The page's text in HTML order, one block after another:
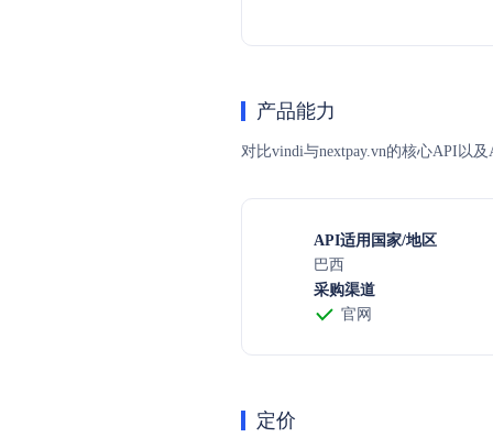
产品能力
对比vindi与nextpay.vn的核心API以
API适用国家/地区
巴西
采购渠道
官网
定价